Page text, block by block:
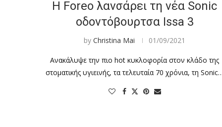
H Foreo λανσάρει τη νέα Sonic
οδοντόβουρτσα Issa 3
byChristina Mai 01/09/2021
Ανακάλυψε την πιο hot κυκλοφορία στον κλάδο της
στοματικής υγιεινής, τα τελευταία 70 χρόνια, τη